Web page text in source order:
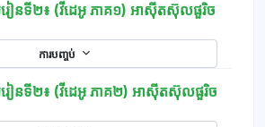
ៀនទី២៖ (វីដេអូ ភាគ១) អាស៊ីតស៊ុលផួរិច
ការបញ្ចប់
ៀនទី២៖ (វីដេអូ ភាគ២) អាស៊ីតស៊ុលផួរិច